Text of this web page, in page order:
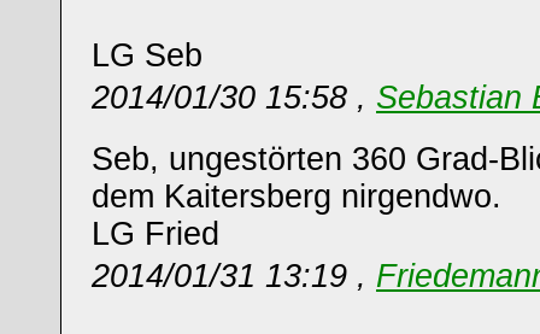
LG Seb
2014/01/30 15:58 , Sebastian
Seb, ungestörten 360 Grad-
dem Kaitersberg nirgendwo.
LG Fried
2014/01/31 13:19 ,